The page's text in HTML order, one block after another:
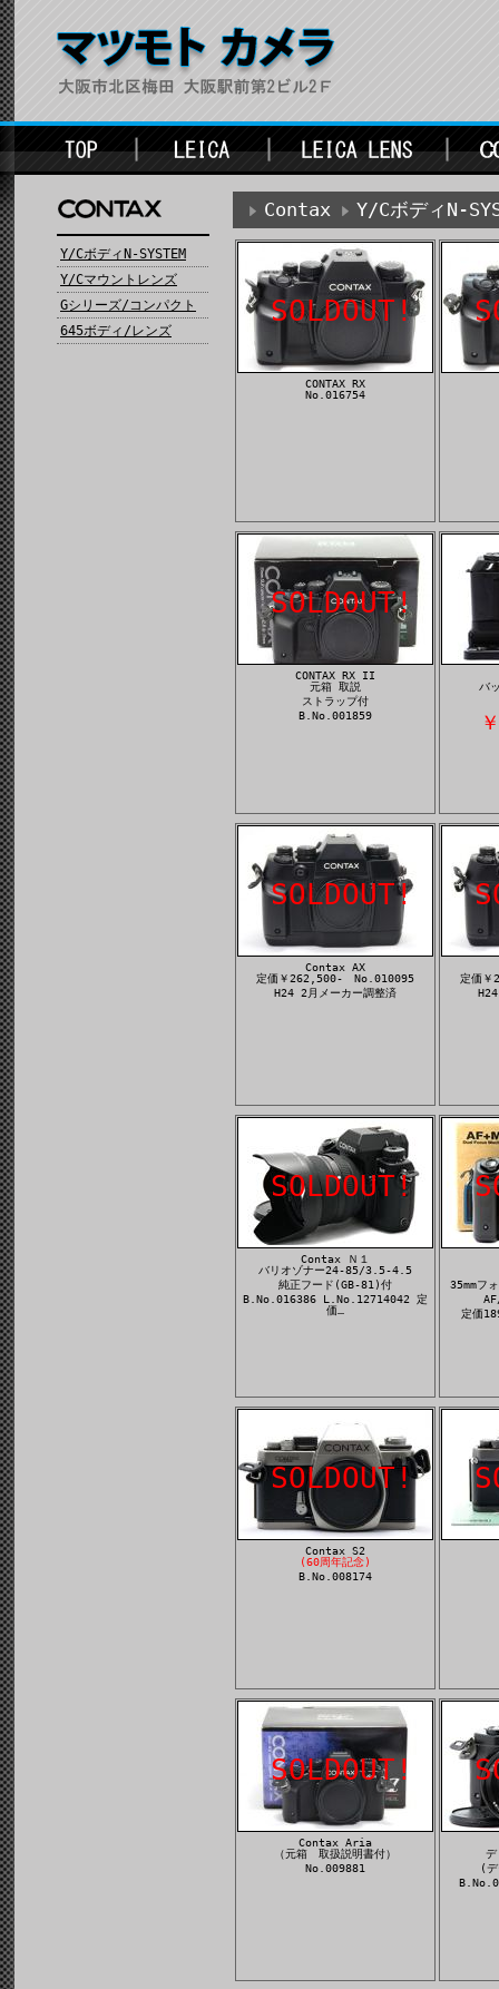
Y/CボディN-SYSTEM
Y/Cマウントレンズ
Gシリーズ/コンパクト
645ボディ/レンズ
Contax Y/CボディN-
SOLDOUT!
CONTAX RX
No.016754
SOLDOUT!
CONTAX RX II
元箱 取説
ストラップ付
B.No.001859
バ
SOLDOUT!
Contax AX
定価￥262,500- No.010095
H24 2月メーカー調整済
定価
SOLDOUT!
Contax Ｎ１
バリオゾナー24-85/3.5-4.5
純正フード(GB-81)付
B.No.016386 L.No.12714042 定
価…
35mmフ
定価
SOLDOUT!
Contax S2
(60周年記念)
B.No.008174
SOLDOUT!
Contax Aria
（元箱 取扱説明書付）
No.009881
(